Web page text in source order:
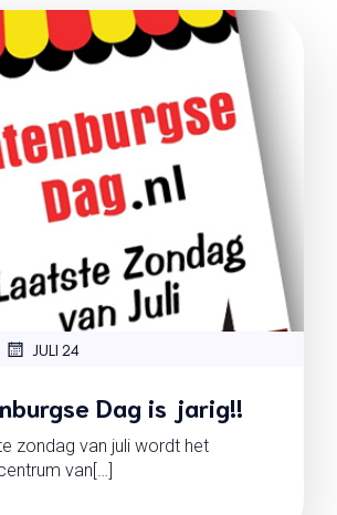
JULI 24
Dag is jarig!!
zondag van juli wordt het
van[…]